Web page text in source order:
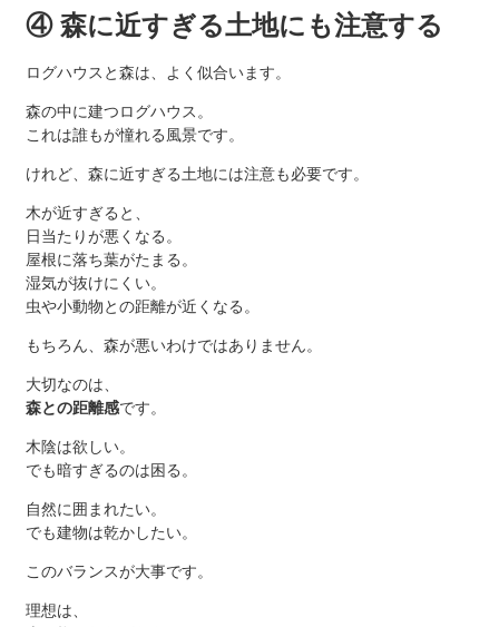
④ 森に近すぎる土地にも注意する
ログハウスと森は、よく似合います。
森の中に建つログハウス。
これは誰もが憧れる風景です。
けれど、森に近すぎる土地には注意も必要です。
木が近すぎると、
日当たりが悪くなる。
屋根に落ち葉がたまる。
湿気が抜けにくい。
虫や小動物との距離が近くなる。
もちろん、森が悪いわけではありません。
大切なのは、
森との距離感です。
木陰は欲しい。
でも暗すぎるのは困る。
自然に囲まれたい。
でも建物は乾かしたい。
このバランスが大事です。
理想は、